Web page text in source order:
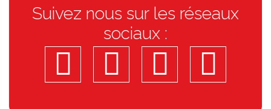
Suivez nous sur les réseaux
sociaux :
facebook
insta